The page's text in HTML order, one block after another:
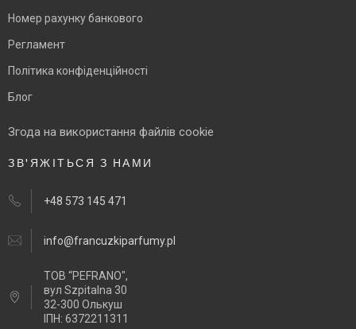
Номер рахунку банкового
Регламент
Політика конфіденційності
Блог
Згода на використання файлів cookie
ЗВ'ЯЖІТЬСЯ З НАМИ
+48 573 145 471
info@francuzkiparfumy.pl
ТОВ “PEFRANO",
вул Szpitalna 30
32-300 Олькуш
ІПН: 6372211311